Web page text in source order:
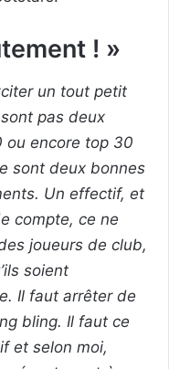
! »
un tout petit
pas deux
ou encore top 30
sont deux bonnes
Un effectif, et
compte, ce ne
joueurs de club,
soient
Il faut arrêter de
bling. Il faut ce
et selon moi,